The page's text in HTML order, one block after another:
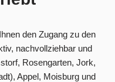
den Zugang zu den
nachvollziehbar und
Rosengarten, Jork,
Appel, Moisburg und